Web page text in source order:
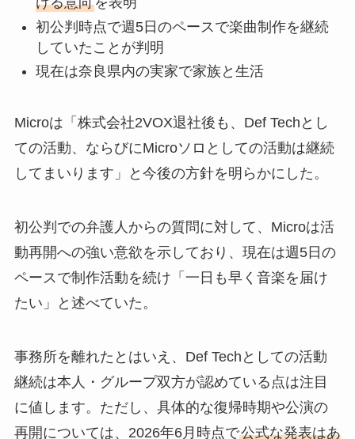
初公判時点で週5日のペースで楽曲制作を継続
していたことが判明
現在は奈良県内の実家で家族と生活
Microは「株式会社2VOX退社後も、Def Techとし
ての活動、ならびにMicroソロとしての活動は継続
してまいります」と今後の方針を明らかにした。
初公判での弁護人からの質問に対して、Microは活
動再開への強い意欲を示しており、現在は週5日の
ペースで制作活動を続け「一日も早く音楽を届け
たい」と述べていた。
事務所を離れたとはいえ、Def Techとしての活動
継続は本人・グループ双方が認めている点は注目
に値します。ただし、具体的な復帰時期や公演の
再開については、2026年6月時点で公式な発表はあ